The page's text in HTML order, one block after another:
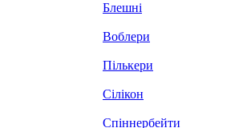
Блешні
Воблери
Пількери
Сілікон
Спіннербейти